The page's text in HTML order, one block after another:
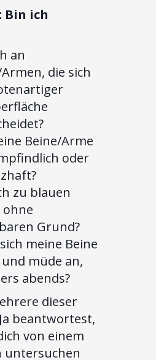
Bin ich
an
die sich
Beine/Arme
oder
zu blauen
ohne
Grund?
meine Beine
müde an,
abends?
dieser
beantwortest,
von einem
untersuchen